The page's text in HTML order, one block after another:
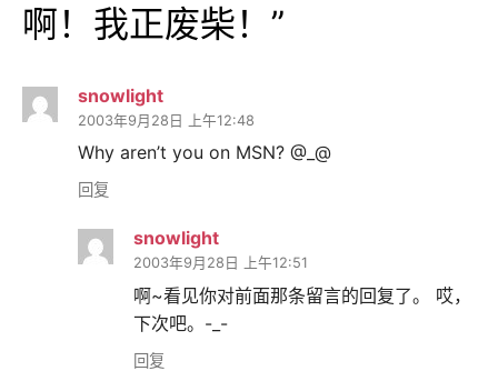
啊！我正废柴！ ”
snowlight
2003年9月28日 上午12:48
Why aren’t you on MSN? @_@
回复
snowlight
2003年9月28日 上午12:51
啊~看见你对前面那条留言的回复了。 哎，
下次吧。-_-
回复